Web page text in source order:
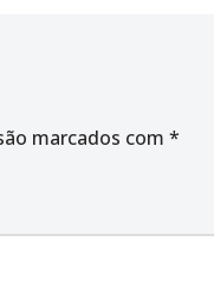
marcados com *